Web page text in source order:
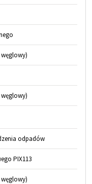
odpadów
PIX113